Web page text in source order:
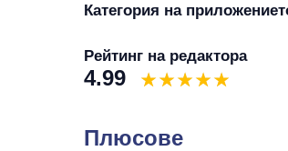
Категория на
Рейтинг на редактора
4.99
Плюсове